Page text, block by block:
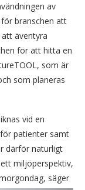
av
branschen att
äventyra
för att hitta en
som är
som planeras
vid en
patienter samt
därför naturligt
miljöperspektiv,
säger